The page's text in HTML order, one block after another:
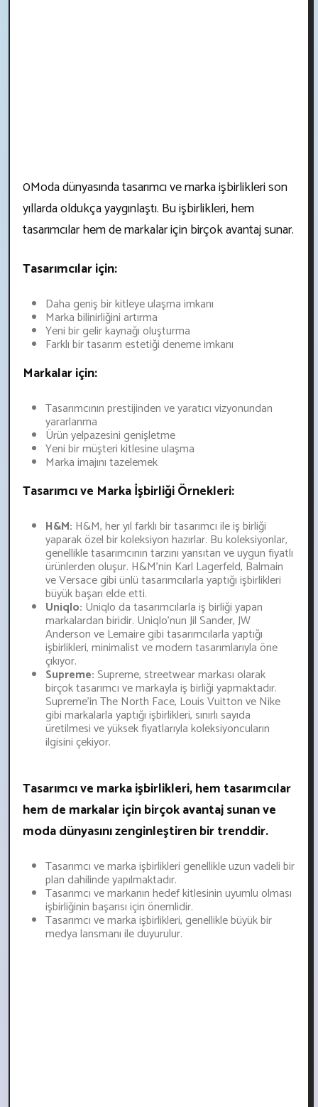
0Moda dünyasında tasarımcı ve marka işbirlikleri son
yıllarda oldukça yaygınlaştı. Bu işbirlikleri, hem
tasarımcılar hem de markalar için birçok avantaj sunar.
Tasarımcılar için:
Daha geniş bir kitleye ulaşma imkanı
Marka bilinirliğini artırma
Yeni bir gelir kaynağı oluşturma
Farklı bir tasarım estetiği deneme imkanı
Markalar için:
Tasarımcının prestijinden ve yaratıcı vizyonundan
yararlanma
Ürün yelpazesini genişletme
Yeni bir müşteri kitlesine ulaşma
Marka imajını tazelemek
Tasarımcı ve Marka İşbirliği Örnekleri:
H&M: H&M, her yıl farklı bir tasarımcı ile iş birliği
yaparak özel bir koleksiyon hazırlar. Bu koleksiyonlar,
genellikle tasarımcının tarzını yansıtan ve uygun fiyatlı
ürünlerden oluşur. H&M'nin Karl Lagerfeld, Balmain
ve Versace gibi ünlü tasarımcılarla yaptığı işbirlikleri
büyük başarı elde etti.
Uniqlo: Uniqlo da tasarımcılarla iş birliği yapan
markalardan biridir. Uniqlo'nun Jil Sander, JW
Anderson ve Lemaire gibi tasarımcılarla yaptığı
işbirlikleri, minimalist ve modern tasarımlarıyla öne
çıkıyor.
Supreme:Supreme, streetwear markası olarak
birçok tasarımcı ve markayla iş birliği yapmaktadır.
Supreme'in The North Face, Louis Vuitton ve Nike
gibi markalarla yaptığı işbirlikleri, sınırlı sayıda
üretilmesi ve yüksek fiyatlarıyla koleksiyoncuların
ilgisini çekiyor.
Tasarımcı ve marka işbirlikleri, hem tasarımcılar
hem de markalar için birçok avantaj sunan ve
moda dünyasını zenginleştiren bir trenddir.
Tasarımcı ve marka işbirlikleri genellikle uzun vadeli bir
plan dahilinde yapılmaktadır.
Tasarımcı ve markanın hedef kitlesinin uyumlu olması
işbirliğinin başarısı için önemlidir.
Tasarımcı ve marka işbirlikleri, genellikle büyük bir
medya lansmanı ile duyurulur.